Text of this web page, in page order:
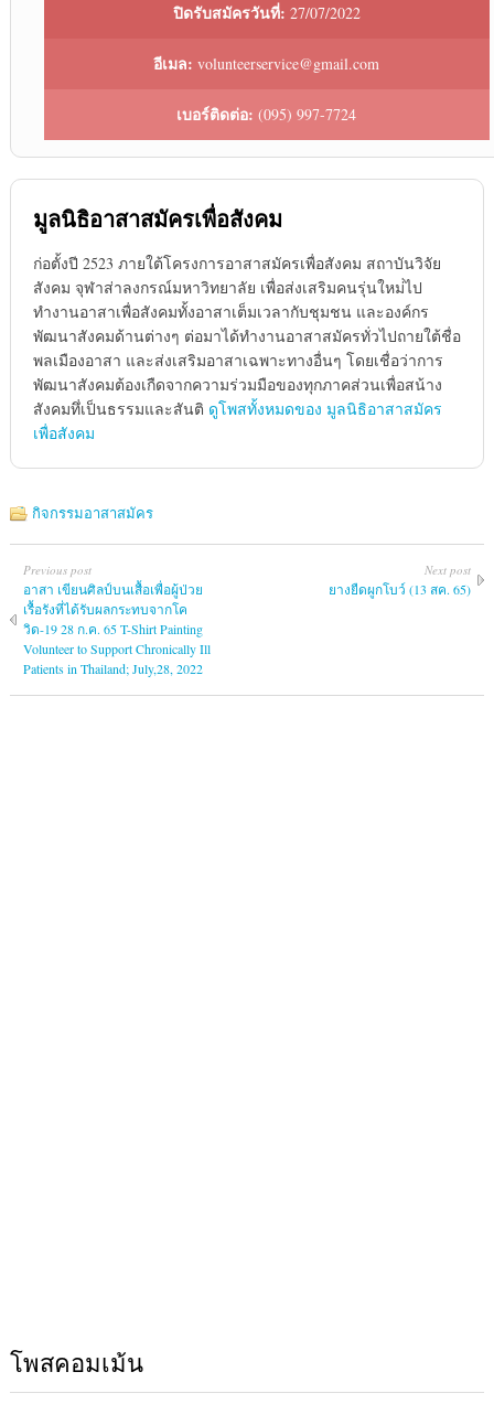
ปิดรับสมัครวันที่: 27/07/2022
อีเมล: volunteerservice@gmail.com
เบอร์ติดต่อ: (095) 997-7724
มูลนิธิอาสาสมัครเพื่อสังคม
ก่อตั้งปี 2523 ภายใต้โครงการอาสาสมัครเพื่อสังคม สถาบันวิจัย
สังคม จุฬาส่าลงกรณ์มหาวิทยาลัย เพื่อส่งเสริมคนรุ่นใหม่่ไป
ทำงานอาสาเพื่อสังคมทั้งอาสาเต็มเวลากับชุมชน และองค์กร
พัฒนาสังคมด้านต่างๆ ต่อมาได้ทำงานอาสาสมัครทั่วไปถายใต้ชื่อ
พลเมืองอาสา และส่งเสริมอาสาเฉพาะทางอื่นๆ โดยเชื่อว่าการ
พัฒนาสังคมต้องเกืดจากความร่วมมือของทุกภาคส่วนเพื่อสน้าง
สังคมทึ่เป็นธรรมและสันติ ดูโพสทั้งหมดของ มูลนิธิอาสาสมัคร
เพื่อสังคม
กิจกรรมอาสาสมัคร
Previous post
อาสา เขียนศิลป์บนเสื้อเพื่อผู้ป่วย
เรื้อรังที่ได้รับผลกระทบจากโค
วิด-19 28 ก.ค. 65 T-Shirt Painting
Volunteer to Support Chronically Ill
Patients in Thailand; July,28, 2022
Next post
ยางยืดผูกโบว์ (13 สค. 65)
โพสคอมเม้น